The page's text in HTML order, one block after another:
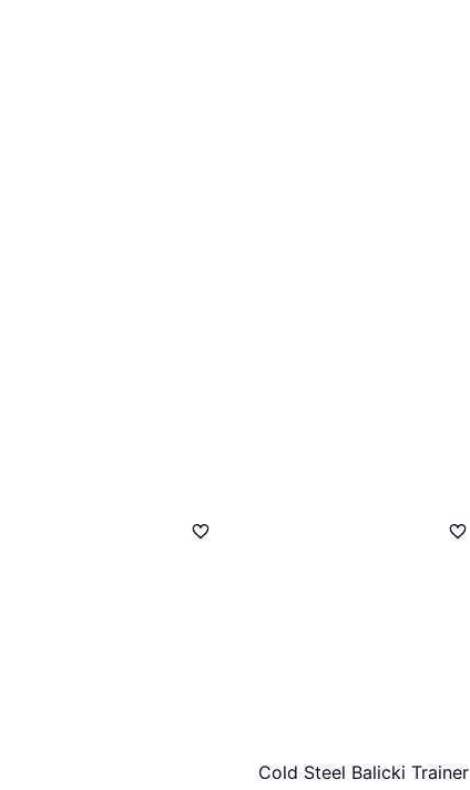
Cold Steel Balicki Trainer